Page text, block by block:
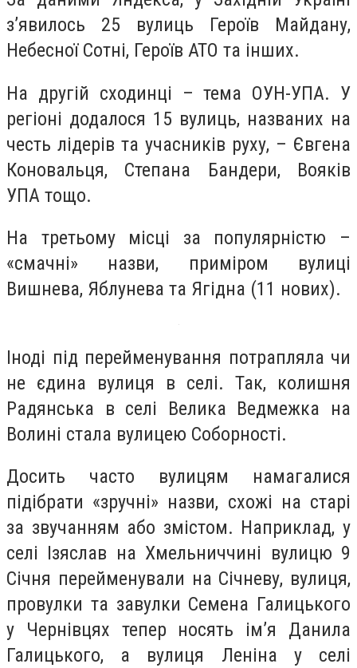
з’явилось 25 вулиць Героїв Майдану,
Небесної Сотні, Героїв АТО та інших.
На другій сходинці – тема ОУН-УПА. У
регіоні додалося 15 вулиць, названих на
честь лідерів та учасників руху, – Євгена
Коновальця, Степана Бандери, Вояків
УПА тощо.
На третьому місці за популярністю –
«смачні» назви, приміром вулиці
Вишнева, Яблунева та Ягідна (11 нових).
Іноді під перейменування потрапляла чи
не єдина вулиця в селі. Так, колишня
Радянська в селі Велика Ведмежка на
Волині стала вулицею Соборності.
Досить часто вулицям намагалися
підібрати «зручні» назви, схожі на старі
за звучанням або змістом. Наприклад, у
селі Ізяслав на Хмельниччині вулицю 9
Січня перейменували на Січневу, вулиця,
провулки та завулки Семена Галицького
у Чернівцях тепер носять ім’я Данила
Галицького, а вулиця Леніна у селі